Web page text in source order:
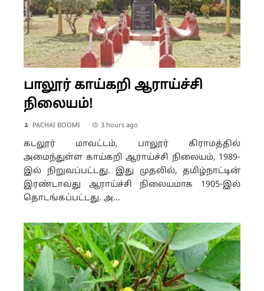
பாலூர் காய்கறி ஆராய்ச்சி
நிலையம்!
PACHAI BOOMI 3 hours ago
கடலூர் மாவட்டம், பாலூர் கிராமத்தில்
அமைந்துள்ள காய்கறி ஆராய்ச்சி நிலையம், 1989-
இல் நிறுவப்பட்டது. இது முதலில், தமிழ்நாட்டின்
இரண்டாவது ஆராய்ச்சி நிலையமாக 1905-இல்
தொடங்கப்பட்டது. அ...